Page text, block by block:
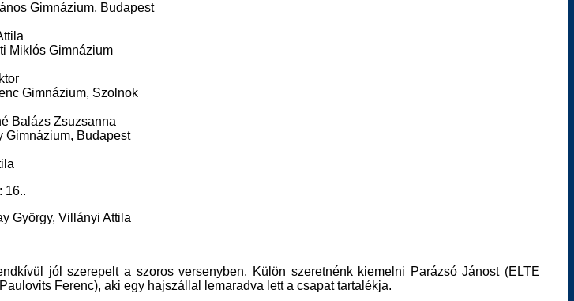
Gimnázium, Budapest
Miklós Gimnázium
Gimnázium, Szolnok
Balázs Zsuzsanna
Gimnázium, Budapest
16..
György, Villányi Attila
jól szerepelt a szoros versenyben. Külön szeretnénk kiemelni Parázsó Jánost (ELTE
Ferenc), aki egy hajszállal lemaradva lett a csapat tartalékja.